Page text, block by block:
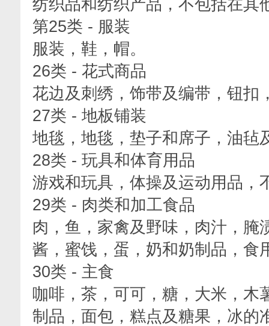
纺织品和纺织产品，不包括在其
第25类 - 服装
服装，鞋，帽。
26类 - 花式商品
花边及刺绣，饰带及编带，钮扣
27类 - 地板铺装
地毯，地毯，垫子和席子，油毡
28类 - 玩具和体育用品
游戏和玩具，体操及运动用品，
29类 - 肉类和加工食品
肉，鱼，家禽及野味，肉汁，腌
酱，蜜饯，蛋，奶和奶制品，食
30类 - 主食
咖啡，茶，可可，糖，大米，木
制品，面包，糕点及糖果，冰的